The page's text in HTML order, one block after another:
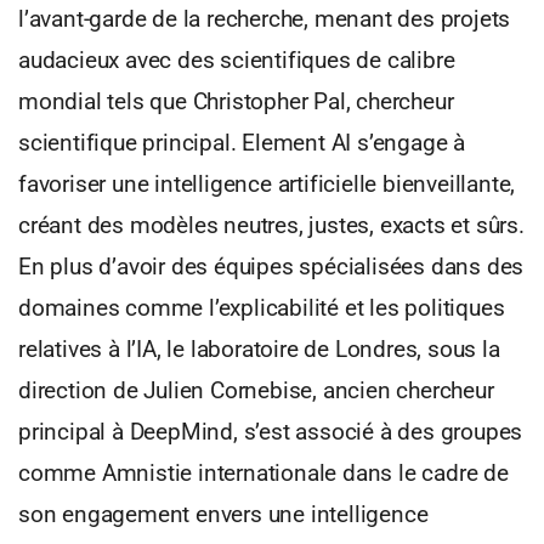
l’avant-garde de la recherche, menant des projets
audacieux avec des scientifiques de calibre
mondial tels que Christopher Pal, chercheur
scientifique principal. Element AI s’engage à
favoriser une intelligence artificielle bienveillante,
créant des modèles neutres, justes, exacts et sûrs.
En plus d’avoir des équipes spécialisées dans des
domaines comme l’explicabilité et les politiques
relatives à l’IA, le laboratoire de Londres, sous la
direction de Julien Cornebise, ancien chercheur
principal à DeepMind, s’est associé à des groupes
comme Amnistie internationale dans le cadre de
son engagement envers une intelligence